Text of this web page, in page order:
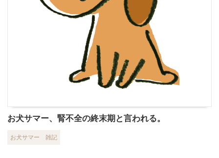
お犬サマー、腎不全の終末期と言われる。
お犬サマー 雑記